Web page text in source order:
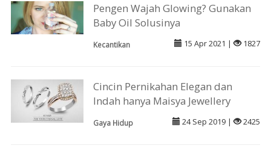
Pengen Wajah Glowing? Gunakan
Baby Oil Solusinya
Kecantikan 15 Apr 2021 | 1827
Cincin Pernikahan Elegan dan
Indah hanya Maisya Jewellery
Gaya Hidup 24 Sep 2019 | 2425